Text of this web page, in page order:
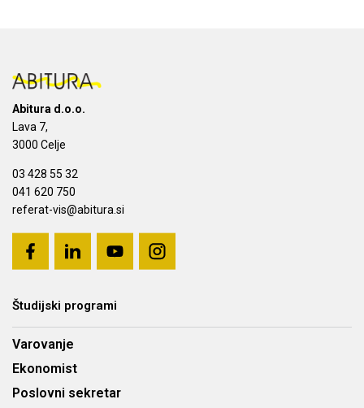
Abitura d.o.o.
Lava 7,
3000 Celje
03 428 55 32
041 620 750
referat-vis@abitura.si
Študijski programi
Varovanje
Ekonomist
Poslovni sekretar